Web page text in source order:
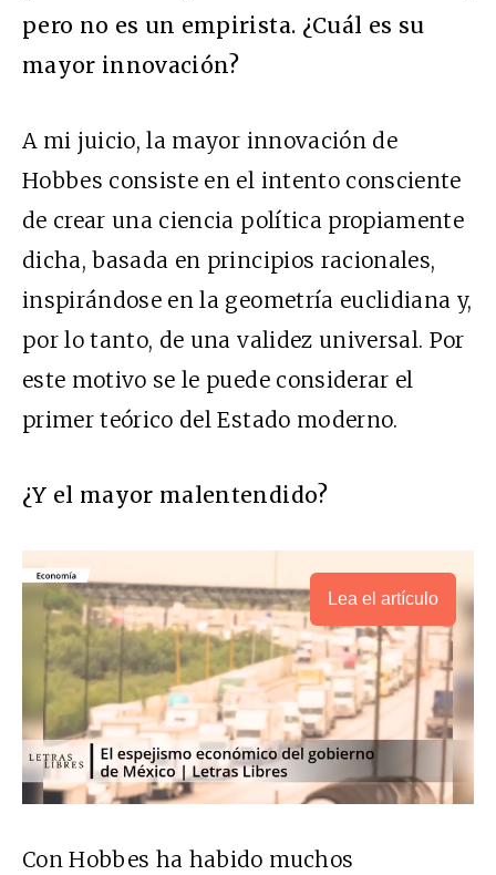
pero no es un empirista. ¿Cuál es su
mayor innovación?
A mi juicio, la mayor innovación de
Hobbes consiste en el intento consciente
de crear una ciencia política propiamente
dicha, basada en principios racionales,
inspirándose en la geometría euclidiana y,
por lo tanto, de una validez universal. Por
este motivo se le puede considerar el
primer teórico del Estado moderno.
¿Y el mayor malentendido?
Lea el artículo
Con Hobbes ha habido muchos